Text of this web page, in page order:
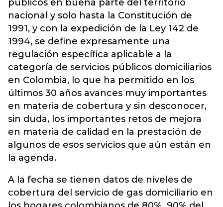
públicos en buena parte del territorio
nacional y solo hasta la Constitución de
1991, y con la expedición de la Ley 142 de
1994, se define expresamente una
regulación específica aplicable a la
categoría de servicios públicos domiciliarios
en Colombia, lo que ha permitido en los
últimos 30 años avances muy importantes
en materia de cobertura y sin desconocer,
sin duda, los importantes retos de mejora
en materia de calidad en la prestación de
algunos de esos servicios que aún están en
la agenda.
A la fecha se tienen datos de niveles de
cobertura del servicio de gas domiciliario en